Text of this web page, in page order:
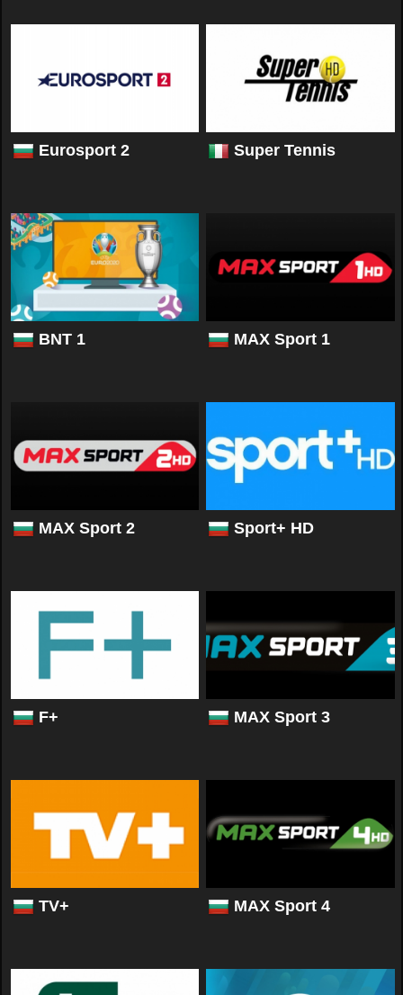
Eurosport 2 Super Tennis
BNT 1 MAX Sport 1
MAX Sport 2 Sport+ HD
F+ MAX Sport 3
TV+ MAX Sport 4